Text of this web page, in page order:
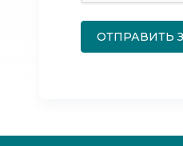
ОТПРАВИТЬ